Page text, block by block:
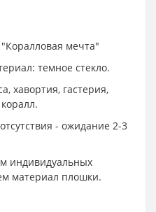
мечта"
темное стекло.
хавортия, гастерия,
- ожидание 2-3
индивидуальных
материал плошки.